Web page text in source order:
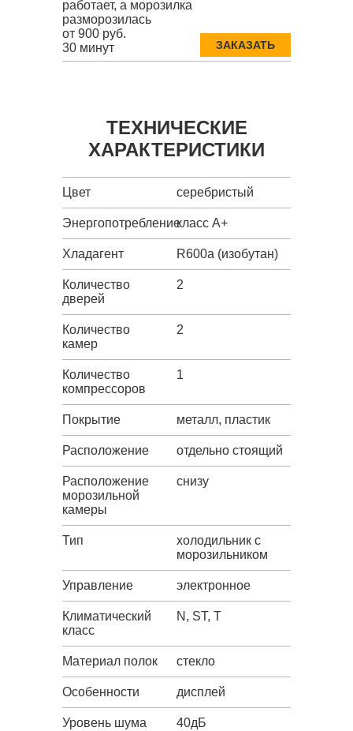
работает, а морозилка
разморозилась
от 900 руб.
30 минут
ЗАКАЗАТЬ
ТЕХНИЧЕСКИЕ
ХАРАКТЕРИСТИКИ
Цвет серебристый
Энергопотреблениекласс A+
Хладагент R600a (изобутан)
Количество
дверей
2
Количество
камер
2
Количество
компрессоров
1
Покрытие металл, пластик
Расположение отдельно стоящий
Расположение
морозильной
камеры
снизу
Тип
холодильник с
морозильником
Управление электронное
Климатический
класс
N, ST, T
Материал полок стекло
Особенности дисплей
Уровень шума 40дБ